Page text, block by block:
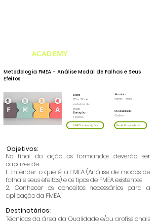
ACADEMY
Metodologia FMEA - Análise Modal de Falhas e Seus
Efeitos
Data
20 e 22 de
outubro de
2026
Duração
7 horas
+INFO e Inscrição
Horário
09:30 - 12:30
Modalidade
Online
Pedir Proposta à Medida
Objetivos:
No final da ação os formandos deverão ser
capazes de:
1. Entender o que é a FMEA (Análise de modos de
falha e seus efeitos) e os tipos de FMEA existentes;
2. Conhecer os conceitos necessários para a
aplicação da FMEA.
Destinatários:
Técnicos da área da Qualidade e/ou profissionais